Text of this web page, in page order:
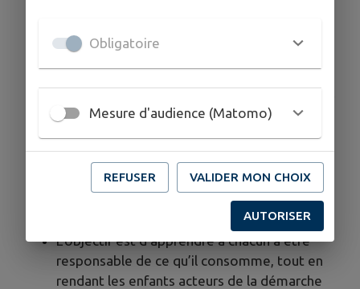
Ce jour-là, ils s’engagent à
ont eux-mêmes choisi de se servir, afin de
limiter au maximum les déchets alimentaires.
Cette démarche est accompagnée par des
sens de l’action :mieux gérer son assiette,
goûter les aliments et réduire le
L’objectif est d’apprendre à chacun à être
responsable de ce qu’il consomme, tout en
rendant les enfants acteurs de la démarche
Obligatoire
Mesure d'audience (Matomo)
REFUSER VALIDER MON CHOIX
AUTORISER